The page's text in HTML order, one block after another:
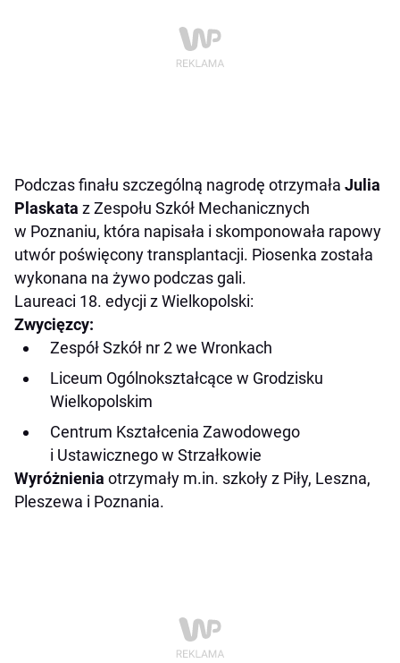
Podczas finału szczególną nagrodę otrzymała Julia
Plaskata z Zespołu Szkół Mechanicznych
w Poznaniu, która napisała i skomponowała rapowy
utwór poświęcony transplantacji. Piosenka została
wykonana na żywo podczas gali.
Laureaci 18. edycji z Wielkopolski:
Zwycięzcy:
Zespół Szkół nr 2 we Wronkach
Liceum Ogólnokształcące w Grodzisku
Wielkopolskim
Centrum Kształcenia Zawodowego
i Ustawicznego w Strzałkowie
Wyróżnienia otrzymały m.in. szkoły z Piły, Leszna,
Pleszewa i Poznania.